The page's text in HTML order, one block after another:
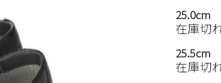
25.0cm
在庫切
25.5cm
在庫切